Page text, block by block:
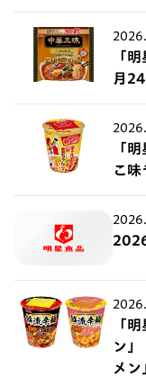
「
月
「
こ
「
ン」
メン